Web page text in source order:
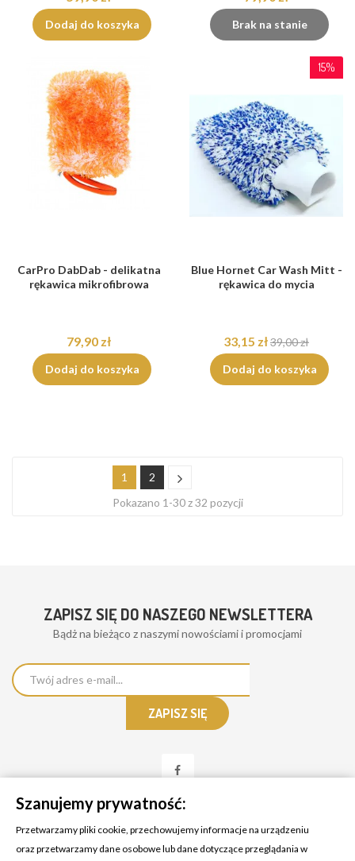
Dodaj do koszyka Brak na stanie
CarPro DabDab - delikatna
rękawica mikrofibrowa
79,90 zł
Dodaj do koszyka
15%
Blue Hornet Car Wash Mitt -
rękawica do mycia
33,15 zł39,00 zł
Dodaj do koszyka
1
2
Pokazano 1-30 z 32 pozycji
ZAPISZ SIĘ DO NASZEGO NEWSLETTERA
Bądż na bieżąco z naszymi nowościami i promocjami
Szanujemy prywatność:
Przetwarzamy pliki cookie, przechowujemy informacje na urządzeniu
oraz przetwarzamy dane osobowe lub dane dotyczące przeglądania w